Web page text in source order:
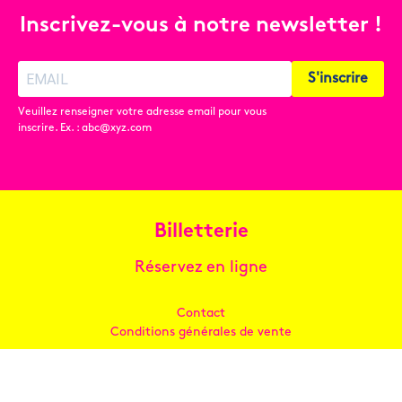
Inscrivez-vous à notre newsletter !
Veuillez renseigner votre adresse email pour vous
inscrire. Ex. : abc@xyz.com
S'inscrire
Billetterie
Réservez en ligne
Contact
Conditions générales de vente